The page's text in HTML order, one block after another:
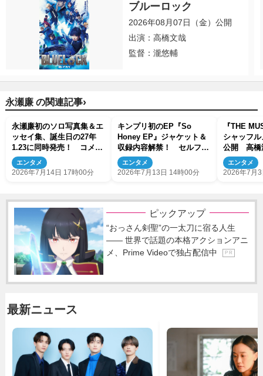
ブルーロック
2026年08月07日（金）公開
出演：高橋文哉
監督：瀧悠輔
永瀬廉 の関連記事›
永瀬廉初のソロ写真集＆エ
ッセイ集、誕生日の27年
1.23に同時発売！ コメン
ト到着
エンタメ
2026年7月14日 17時00分
キンプリ初のEP『So
Honey EP』ジャケット＆
収録内容解禁！ セルフカ
バーやスタジオライブ映像
も
エンタメ
2026年7月13日 14時00分
『THE
シャッフ
公開 高橋
郎ら競演
エンタメ
2026年7月
ピックアップ
“おっさん剣聖”の一太刀に宿る人生
―― 世界で話題の本格アクションアニ
メ、Prime Videoで独占配信中
P R
最新ニュース